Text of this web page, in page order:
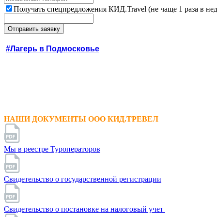
Получать спецпредложения КИД.Travel (не чаще 1 раза в
#Лагерь в Подмосковье
НАШИ ДОКУМЕНТЫ ООО КИД.ТРЕВЕЛ
Мы в реестре Туроператоров
Свидетельство о государственной регистрации
Свидетельство о постановке на налоговый учет